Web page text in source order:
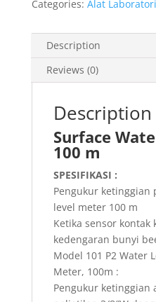
Categories: Alat
Description
Reviews (0)
Description
Surface
100 m
SPESIFIKASI :
Pengukur ketinggian
level meter 100 m
Ketika sensor kontak
kedengaran bunyi
Model 101 P2 Water
Meter, 100m :
Pengukur ketinggian